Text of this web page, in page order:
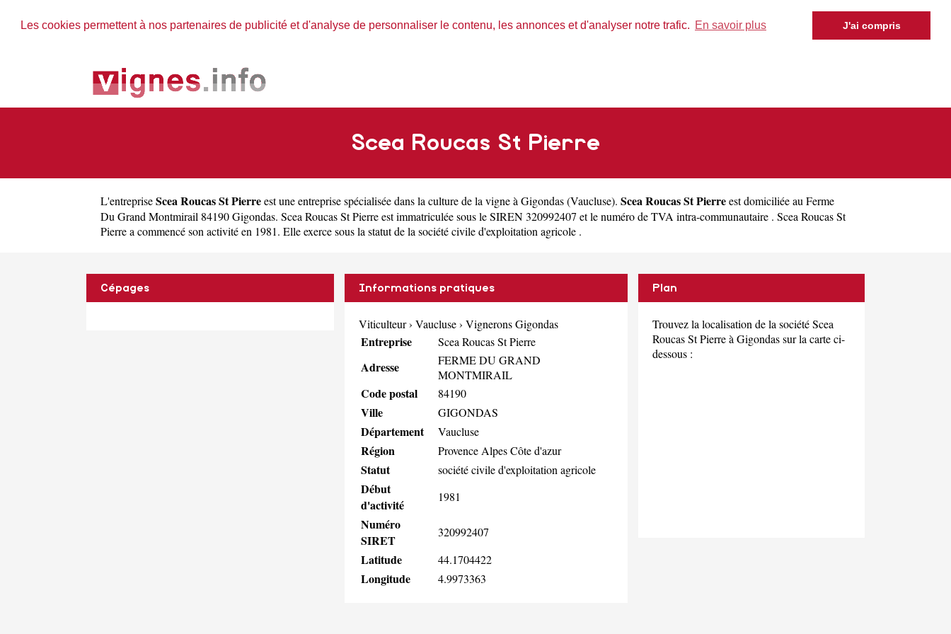
Les cookies permettent à nos partenaires de publicité et d'analyse de personnaliser le contenu, les annonces et d'analyser notre trafic. En savoir plus J'ai compris
Scea Roucas St Pierre
L'entrepriseScea Roucas St Pierreest uneentreprise spécialisée dans la culture de la vigne à Gigondas(Vaucluse). Scea Roucas St Pierreest domiciliée au Ferme
Du Grand Montmirail 84190 Gigondas. Scea Roucas St Pierre est immatriculée sous le SIREN 320992407 et le numéro de TVA intra-communautaire . Scea Roucas St
Pierre a commencé son activité en 1981. Elle exerce sous la statut de la société civile d'exploitation agricole .
Cépages Informations pratiques
Viticulteur› Vaucluse› Vignerons Gigondas
Entreprise Scea Roucas St Pierre
Adresse
FERME DU GRAND
MONTMIRAIL
Code postal 84190
Ville GIGONDAS
Département Vaucluse
Région Provence Alpes Côte d'azur
Statut société civile d'exploitation agricole
Début
d'activité
1981
Numéro
SIRET
320992407
Latitude 44.1704422
Longitude 4.9973363
Plan
Trouvez la localisation de la société Scea
Roucas St Pierre à Gigondas sur la carte ci-
dessous :